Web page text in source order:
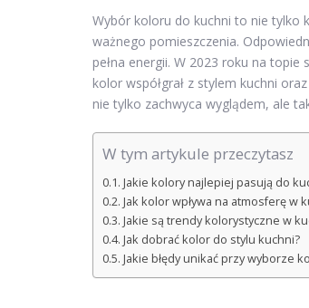
Wybór koloru do kuchni to nie tylko
ważnego pomieszczenia.
pełna energii. W 2023 roku na
kolor współgrał z stylem kuchni
nie tylko zachwyca wyglądem, ale
W tym artykule przeczytasz
Jakie kolory najlepiej pasują do
Jak kolor wpływa na atmosferę w
Jakie są trendy kolorystyczne w
Jak dobrać kolor do stylu kuchni?
Jakie błędy unikać przy wyborze